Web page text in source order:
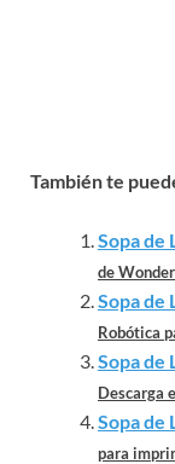
También te
Sopa de
de
Sopa de
Robótica
Sopa de
Descarga
Sopa de
para